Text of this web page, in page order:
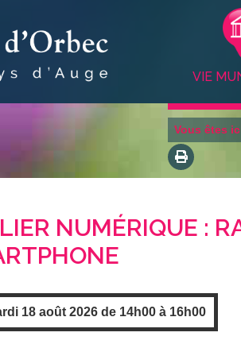
VIE
Vous êtes
NUMÉRIQUE :
18 août 2026 de 14h00 à 16h00